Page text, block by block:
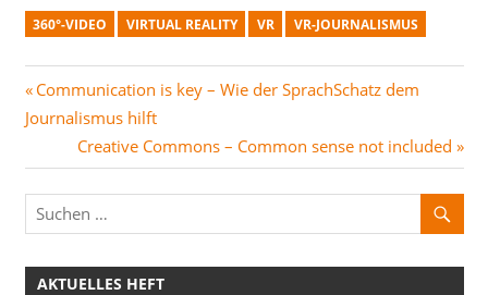
360°-VIDEO VIRTUAL REALITY VR VR-JOURNALISMUS
Beitragsnavigation
Vorheriger
Beitrag:
Communication is key – Wie der SprachSchatz dem
Journalismus hilft
Nächster
Beitrag:
Creative Commons – Common sense not included
AKTUELLES HEFT